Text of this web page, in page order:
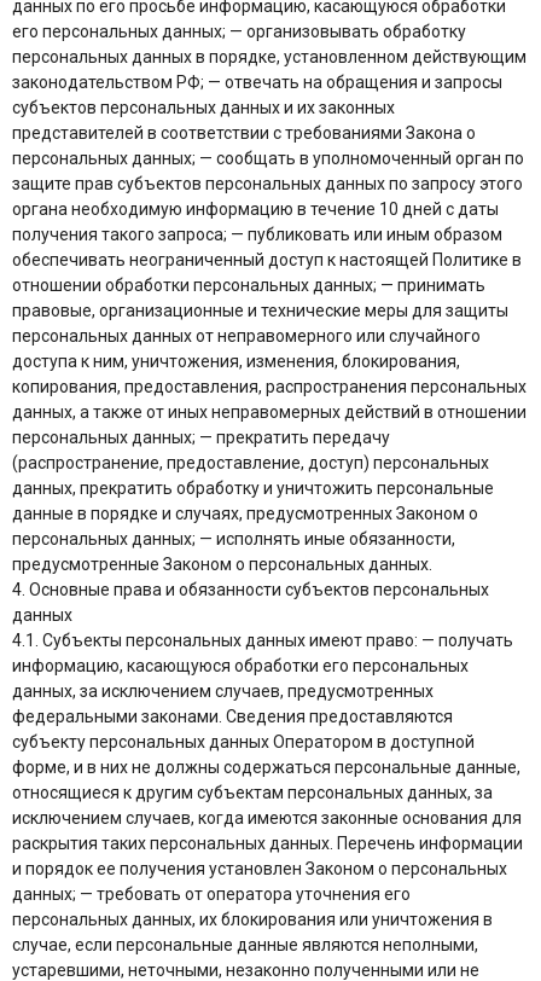
данных по его просьбе информацию, касающуюся обработки
его персональных данных; — организовывать обработку
персональных данных в порядке, установленном действующим
законодательством РФ; — отвечать на обращения и запросы
субъектов персональных данных и их законных
представителей в соответствии с требованиями Закона о
персональных данных; — сообщать в уполномоченный орган по
защите прав субъектов персональных данных по запросу этого
органа необходимую информацию в течение 10 дней с даты
получения такого запроса; — публиковать или иным образом
обеспечивать неограниченный доступ к настоящей Политике в
отношении обработки персональных данных; — принимать
правовые, организационные и технические меры для защиты
персональных данных от неправомерного или случайного
доступа к ним, уничтожения, изменения, блокирования,
копирования, предоставления, распространения персональных
данных, а также от иных неправомерных действий в отношении
персональных данных; — прекратить передачу
(распространение, предоставление, доступ) персональных
данных, прекратить обработку и уничтожить персональные
данные в порядке и случаях, предусмотренных Законом о
персональных данных; — исполнять иные обязанности,
предусмотренные Законом о персональных данных.
4. Основные права и обязанности субъектов персональных
данных
4.1. Субъекты персональных данных имеют право: — получать
информацию, касающуюся обработки его персональных
данных, за исключением случаев, предусмотренных
федеральными законами. Сведения предоставляются
субъекту персональных данных Оператором в доступной
форме, и в них не должны содержаться персональные данные,
относящиеся к другим субъектам персональных данных, за
исключением случаев, когда имеются законные основания для
раскрытия таких персональных данных. Перечень информации
и порядок ее получения установлен Законом о персональных
данных; — требовать от оператора уточнения его
персональных данных, их блокирования или уничтожения в
случае, если персональные данные являются неполными,
устаревшими, неточными, незаконно полученными или не